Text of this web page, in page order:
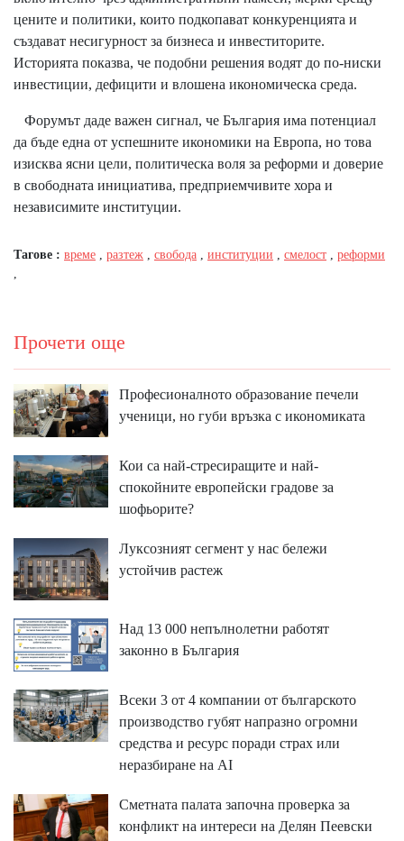
цените и политики, които подкопават конкуренцията и
създават несигурност за бизнеса и инвеститорите.
Историята показва, че подобни решения водят до по-ниски
инвестиции, дефицити и влошена икономическа среда.
Форумът даде важен сигнал, че България има потенциал
да бъде една от успешните икономики на Европа, но това
изисква ясни цели, политическа воля за реформи и доверие
в свободната инициатива, предприемчивите хора и
независимите институции.
Тагове : време , разтеж , свобода , институции , смелост , реформи
,
Прочети още
Професионалното образование печели
ученици, но губи връзка с икономиката
Кои са най-стресиращите и най-
спокойните европейски градове за
шофьорите?
Луксозният сегмент у нас бележи
устойчив растеж
Над 13 000 непълнолетни работят
законно в България
Всеки 3 от 4 компании от българското
производство губят напразно огромни
средства и ресурс поради страх или
неразбиране на AI
Сметната палата започна проверка за
конфликт на интереси на Делян Пеевски